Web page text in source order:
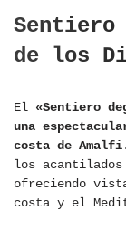
Sentiero
de los
El «Sentiero
una
costa de Amalfi
los acantilados
ofreciendo
costa y el